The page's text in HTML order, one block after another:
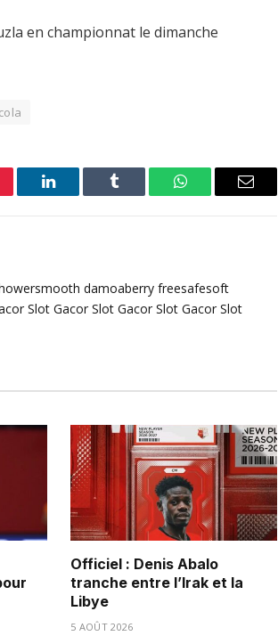
en championnat le dimanche
LinkedIn Tumblr WhatsAppEmail
damoaberry freesafesoft
Slot Gacor Slot Gacor Slot Gacor Slot
Officiel : Denis Abalo
tranche entre l’Irak et la
Libye
5 AOÛT 2026